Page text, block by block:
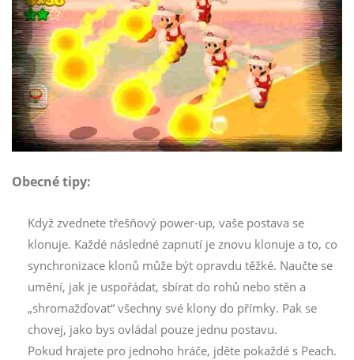
Obecné tipy:
Když zvednete třešňový power-up, vaše postava se
klonuje. Každé následné zapnutí je znovu klonuje a to, co
synchronizace klonů může být opravdu těžké. Naučte se
umění, jak je uspořádat, sbírat do rohů nebo stěn a
„shromažďovat“ všechny své klony do přímky. Pak se
chovej, jako bys ovládal pouze jednu postavu.
Pokud hrajete pro jednoho hráče, jděte pokaždé s Peach.